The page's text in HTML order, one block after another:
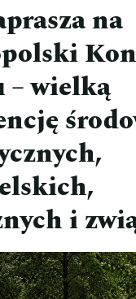
na
– wielką
i